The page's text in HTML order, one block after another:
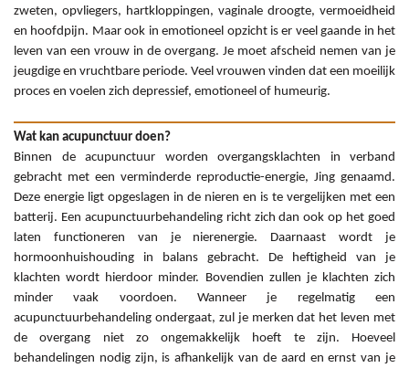
zweten, opvliegers, hartkloppingen, vaginale droogte, vermoeidheid
en hoofdpijn. Maar ook in emotioneel opzicht is er veel gaande in het
leven van een vrouw in de overgang. Je moet afscheid nemen van je
jeugdige en vruchtbare periode. Veel vrouwen vinden dat een moeilijk
proces en voelen zich depressief, emotioneel of humeurig.
Wat kan acupunctuur doen?
Binnen de acupunctuur worden overgangsklachten in verband
gebracht met een verminderde reproductie-energie, Jing genaamd.
Deze energie ligt opgeslagen in de nieren en is te vergelijken met een
batterij. Een acupunctuurbehandeling richt zich dan ook op het goed
laten functioneren van je nierenergie. Daarnaast wordt je
hormoonhuishouding in balans gebracht. De heftigheid van je
klachten wordt hierdoor minder. Bovendien zullen je klachten zich
minder vaak voordoen. Wanneer je regelmatig een
acupunctuurbehandeling ondergaat, zul je merken dat het leven met
de overgang niet zo ongemakkelijk hoeft te zijn. Hoeveel
behandelingen nodig zijn, is afhankelijk van de aard en ernst van je